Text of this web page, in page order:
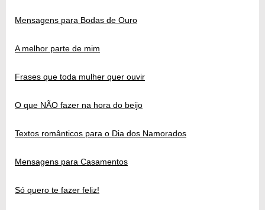
Mensagens para Bodas de Ouro
A melhor parte de mim
Frases que toda mulher quer ouvir
O que NÃO fazer na hora do beijo
Textos românticos para o Dia dos Namorados
Mensagens para Casamentos
Só quero te fazer feliz!